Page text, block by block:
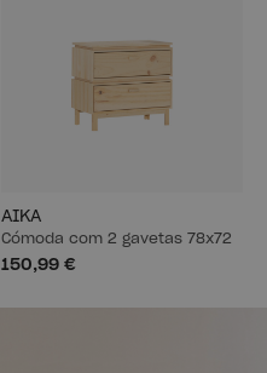
AIKA
Cómoda com 2 gavetas 78x72
150,99 €